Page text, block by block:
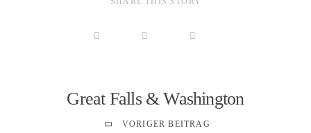
Great Falls & Washington
VORIGER BEITRAG